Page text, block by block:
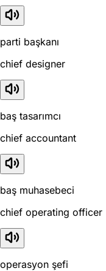
parti başkanı
chief designer
baş tasarımcı
chief accountant
baş muhasebeci
chief operating officer
operasyon şefi